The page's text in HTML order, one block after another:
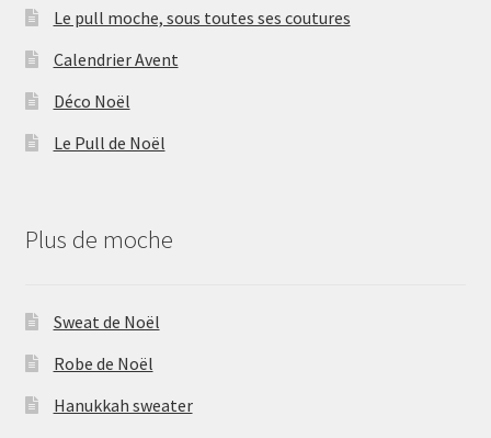
Le pull moche, sous toutes ses coutures
Calendrier Avent
Déco Noël
Le Pull de Noël
Plus de moche
Sweat de Noël
Robe de Noël
Hanukkah sweater